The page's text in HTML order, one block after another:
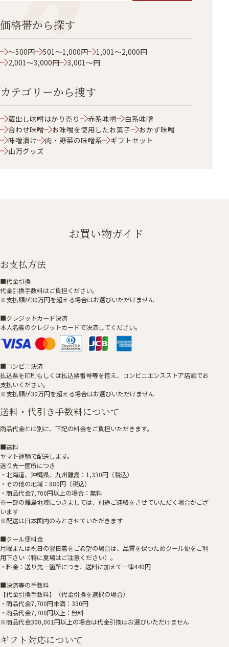
価格帯から探す
～500円 501～1,000円
1,001～2,000円
2,001～3,000円
3,001～円
カテゴリーから捜す
蔵出し味噌はかり売り 赤系味噌
白系味噌
合わせ味噌
お味噌を使用したお菓子
おかず味噌
味噌漬け
肉・野菜の味噌系
ギフトセット
山万グッズ
お買い物ガイド
お支払方法
■代金引換
代金引換手数料はご負担ください。
※支払額が30万円を超える場合はお選びいただけません
■クレジットカード決済
本人名義のクレジットカードで決済してください。
■コンビニ決済
払込票を印刷もしくは払込票番号等を控え、コンビニエンスストア店頭でお
支払いください。
※支払額が30万円を超える場合はお選びいただけません
送料・代引き手数料について
商品代金とは別に、下記の料金をご負担いただきます。
■送料
ヤマト運輸で配送します。
送り先一箇所につき
・北海道、沖縄県、九州離島：1,330円（税込）
・その他の地域：880円（税込）
・商品代金7,700円以上の場合：無料
※一部の離島地域につきましては、別途ご連絡をさせていただく場合がござ
います
※配送は日本国内のみとさせていただきます
■クール便料金
月曜または祝日の翌日着をご希望の場合は、品質を保つためクール便をご利
用下さい（特に夏場はご注意ください）。
・料金：送り先一箇所につき、送料に加えて一律440円
■決済等の手数料
【代金引換手数料】（代金引換を選択の場合）
・商品代金7,700円未満：330円
・商品代金7,700円以上：無料
※商品代金300,001円以上の場合は代金引換はお選びいただけません
ギフト対応について